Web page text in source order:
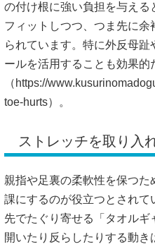
の付け根に強い負担を与える
フィットしつつ、つま先に
られています。特に外反母
ールを活用することも効果的
（ https://
toe-hurts）。
ストレッチを取り入
親指や足裏の柔軟性を保つた
課にするのが役立つとされ
先でたぐり寄せる「タオルギ
開いたり反らしたりする動